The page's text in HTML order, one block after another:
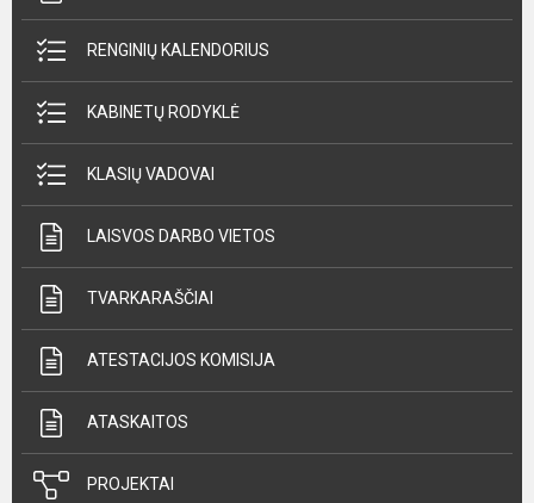
RENGINIŲ KALENDORIUS
KABINETŲ RODYKLĖ
KLASIŲ VADOVAI
LAISVOS DARBO VIETOS
TVARKARAŠČIAI
ATESTACIJOS KOMISIJA
ATASKAITOS
PROJEKTAI